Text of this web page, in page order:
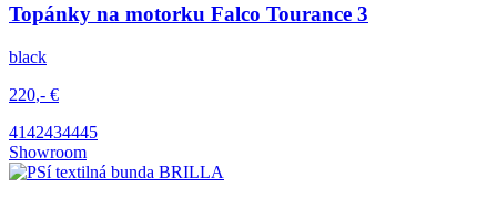
Topánky na motorku Falco Tourance 3
black
220,- €
4142434445
Showroom